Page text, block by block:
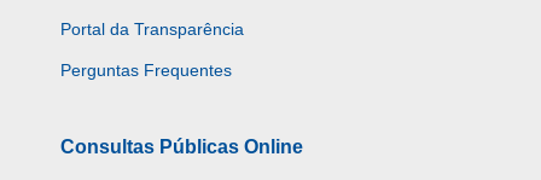
Portal da Transparência
Perguntas Frequentes
Consultas Públicas Online